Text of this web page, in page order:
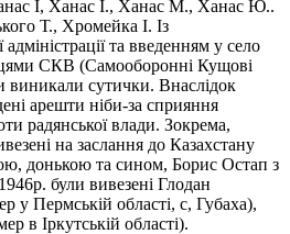
І, Ханас І., Ханас М., Ханас Ю..
Т., Хромейка І. Із
та введенням у село
СКВ (Самооборонні Кущові
виникали сутички. Внаслідок
арешти ніби-за сприяння
радянської влади. Зокрема,
на заслання до Казахстану
донькою та сином, Борис Остап з
були вивезені Глодан
у Пермській області, с, Губаха),
в Іркутській області).